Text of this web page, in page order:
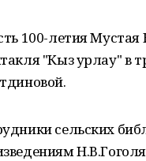
100-летия
"Кыз урлау" в
сельских